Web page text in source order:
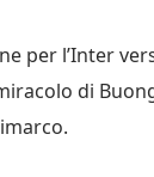
per l’Inter
di